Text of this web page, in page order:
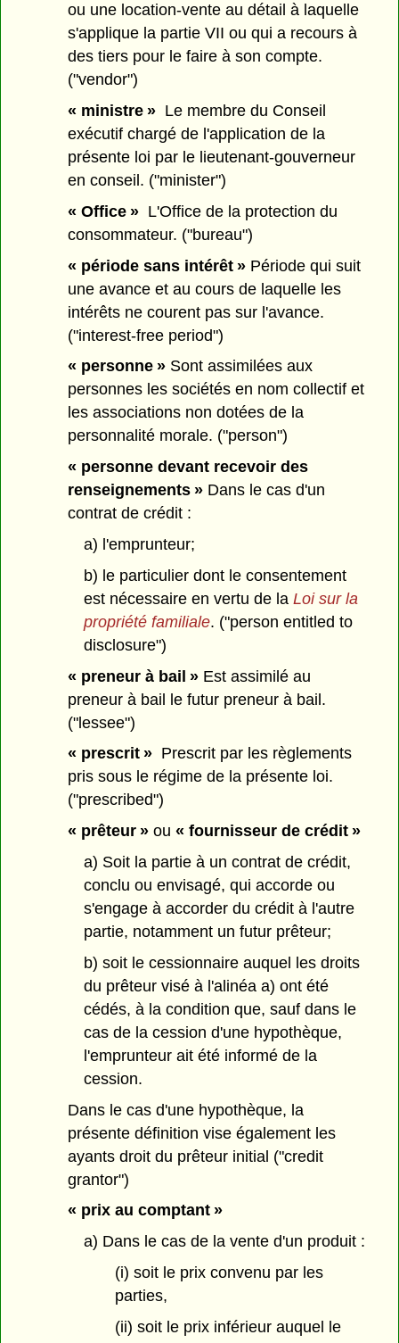
ou une location-vente au détail à laquelle
s'applique la partie VII ou qui a recours à
des tiers pour le faire à son compte.
("vendor")
« ministre » Le membre du Conseil
exécutif chargé de l'application de la
présente loi par le lieutenant-gouverneur
en conseil. ("minister")
« Office » L'Office de la protection du
consommateur. ("bureau")
« période sans intérêt » Période qui suit
une avance et au cours de laquelle les
intérêts ne courent pas sur l'avance.
("interest-free period")
« personne » Sont assimilées aux
personnes les sociétés en nom collectif et
les associations non dotées de la
personnalité morale. ("person")
« personne devant recevoir des
renseignements » Dans le cas d'un
contrat de crédit :
a) l'emprunteur;
b) le particulier dont le consentement
est nécessaire en vertu de la Loi sur la
propriété familiale. ("person entitled to
disclosure")
« preneur à bail » Est assimilé au
preneur à bail le futur preneur à bail.
("lessee")
« prescrit » Prescrit par les règlements
pris sous le régime de la présente loi.
("prescribed")
« prêteur » ou« fournisseur de crédit »
a) Soit la partie à un contrat de crédit,
conclu ou envisagé, qui accorde ou
s'engage à accorder du crédit à l'autre
partie, notamment un futur prêteur;
b) soit le cessionnaire auquel les droits
du prêteur visé à l'alinéa a) ont été
cédés, à la condition que, sauf dans le
cas de la cession d'une hypothèque,
l'emprunteur ait été informé de la
cession.
Dans le cas d'une hypothèque, la
présente définition vise également les
ayants droit du prêteur initial ("credit
grantor")
« prix au comptant »
a) Dans le cas de la vente d'un produit :
(i) soit le prix convenu par les
parties,
(ii) soit le prix inférieur auquel le